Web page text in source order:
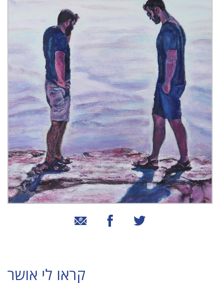
שיתוף באמצעות אימייל
שיתוף בפייסבוק
קראו לי אושר